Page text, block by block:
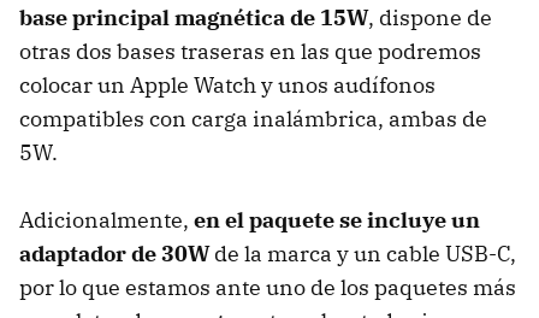
base principal magnética de 15W, dispone de
otras dos bases traseras en las que podremos
colocar un Apple Watch y unos audífonos
compatibles con carga inalámbrica, ambas de
5W.
Adicionalmente, en el paquete se incluye un
adaptador de 30Wde la marca y un cable USB-C,
por lo que estamos ante uno de los paquetes más